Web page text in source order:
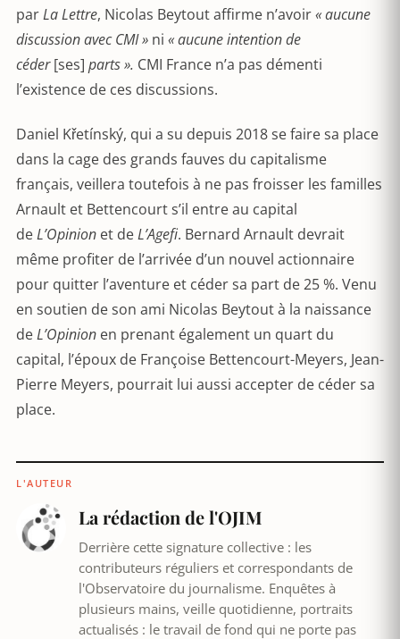
parLa Lettre, Nicolas Beytout affirme n’avoir« aucune
discussion avec CMI » ni « aucune intention de
céder[ses] parts ». CMI France n’a pas démenti
l’existence de ces discussions.
Daniel Křetínský, qui a su depuis 2018 se faire sa place
dans la cage des grands fauves du capitalisme
français, veillera toutefois à ne pas froisser les familles
Arnault et Bettencourt s’il entre au capital
deL’Opinion et deL’Agefi. Bernard Arnault devrait
même profiter de l’arrivée d’un nouvel actionnaire
pour quitter l’aventure et céder sa part de 25 %. Venu
en soutien de son ami Nicolas Beytout à la naissance
deL’Opinion en prenant également un quart du
capital, l’époux de Françoise Bettencourt-Meyers, Jean-
Pierre Meyers, pourrait lui aussi accepter de céder sa
place.
L'AUTEUR
La rédaction de l'OJIM
Derrière cette signature collective : les
contributeurs réguliers et correspondants de
l'Observatoire du journalisme. Enquêtes à
plusieurs mains, veille quotidienne, portraits
actualisés : le travail de fond qui ne porte pas